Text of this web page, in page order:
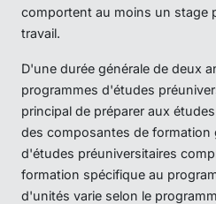
comportent au moins un stage
travail.
D'une durée générale de deux
programmes d'études
principal de préparer aux
des composantes de formation
d'études préuniversitaires
formation spécifique au
d'unités varie selon le